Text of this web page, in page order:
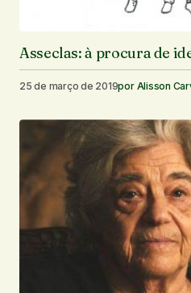
Asseclas: à procura de
25 de março de 2019por Alisson